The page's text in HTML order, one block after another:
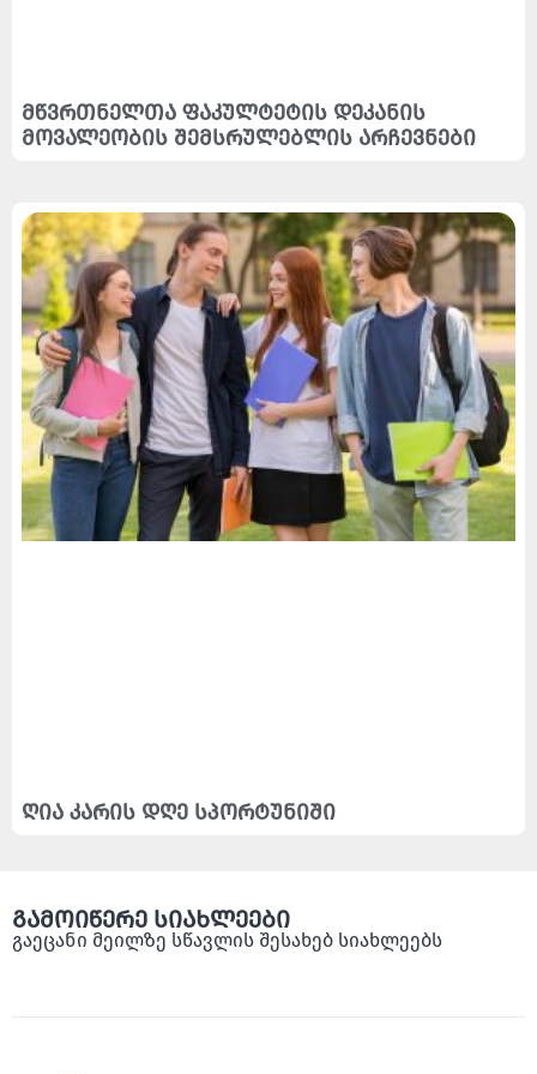
მწვრთნელთა ფაკულტეტის დეკანის
მოვალეობის შემსრულებლის არჩევნები
ღია კარის დღე სპორტუნიში
გამოიწერე სიახლეები
გაეცანი მეილზე სწავლის შესახებ სიახლეებს